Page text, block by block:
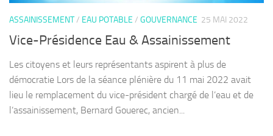
ASSAINISSEMENT/ EAU POTABLE / GOUVERNANCE 25 MAI 2022
Vice-Présidence Eau & Assainissement
Les citoyens et leurs représentants aspirent à plus de
démocratie Lors de la séance plénière du 11 mai 2022 avait
lieu le remplacement du vice-président chargé de l’eau et de
l’assainissement, Bernard Gouerec, ancien...